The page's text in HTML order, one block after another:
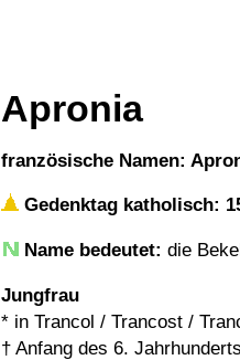
Apronia
französische Namen:
Gedenktag katholisch:
Name bedeutet: die
Jungfrau
* in Trancol / Trancost /
† Anfang des 6.